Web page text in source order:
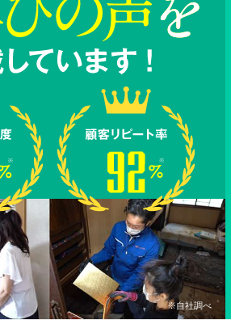
※自社調べ